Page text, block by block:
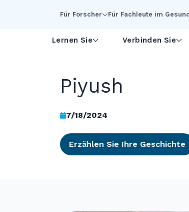
Für Forscher Für Fachleute im
Lernen Sie Verbinden Sie
Piyush
7/18/2024
Erzählen Sie Ihre Geschichte